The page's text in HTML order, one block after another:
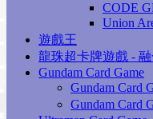
CODE
Union
遊戲王
龍珠超卡牌遊戲 -
Gundam Card Game
Gundam Card
Gundam Card